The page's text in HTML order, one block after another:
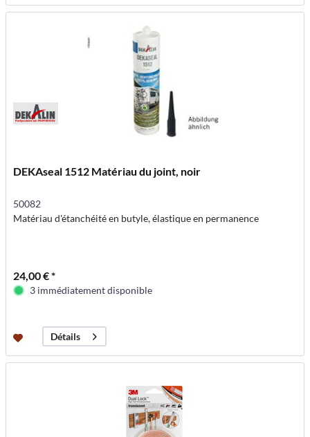
DEKAseal 1512 Matériau du joint, noir
50082
Matériau d'étanchéité en butyle, élastique en permanence
24,00 € *
3 immédiatement disponible
Détails